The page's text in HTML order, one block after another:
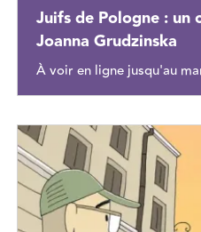
Juifs de Pologne :
Joanna Grudzinska
À voir en ligne jusqu'au